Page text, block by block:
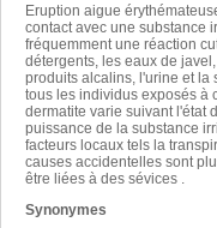
Eruption aigue
contact avec une substance
fréquemment une réaction
détergents, les eaux de
produits alcalins, l'urine et la
tous les individus exposés à
dermatite varie suivant l'état
puissance de la substance
facteurs locaux tels la
causes accidentelles sont
être liées à des sévices .
Synonymes